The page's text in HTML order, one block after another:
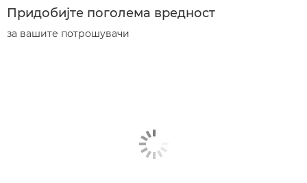
Придобијте поголема вредност
за вашите потрошувачи